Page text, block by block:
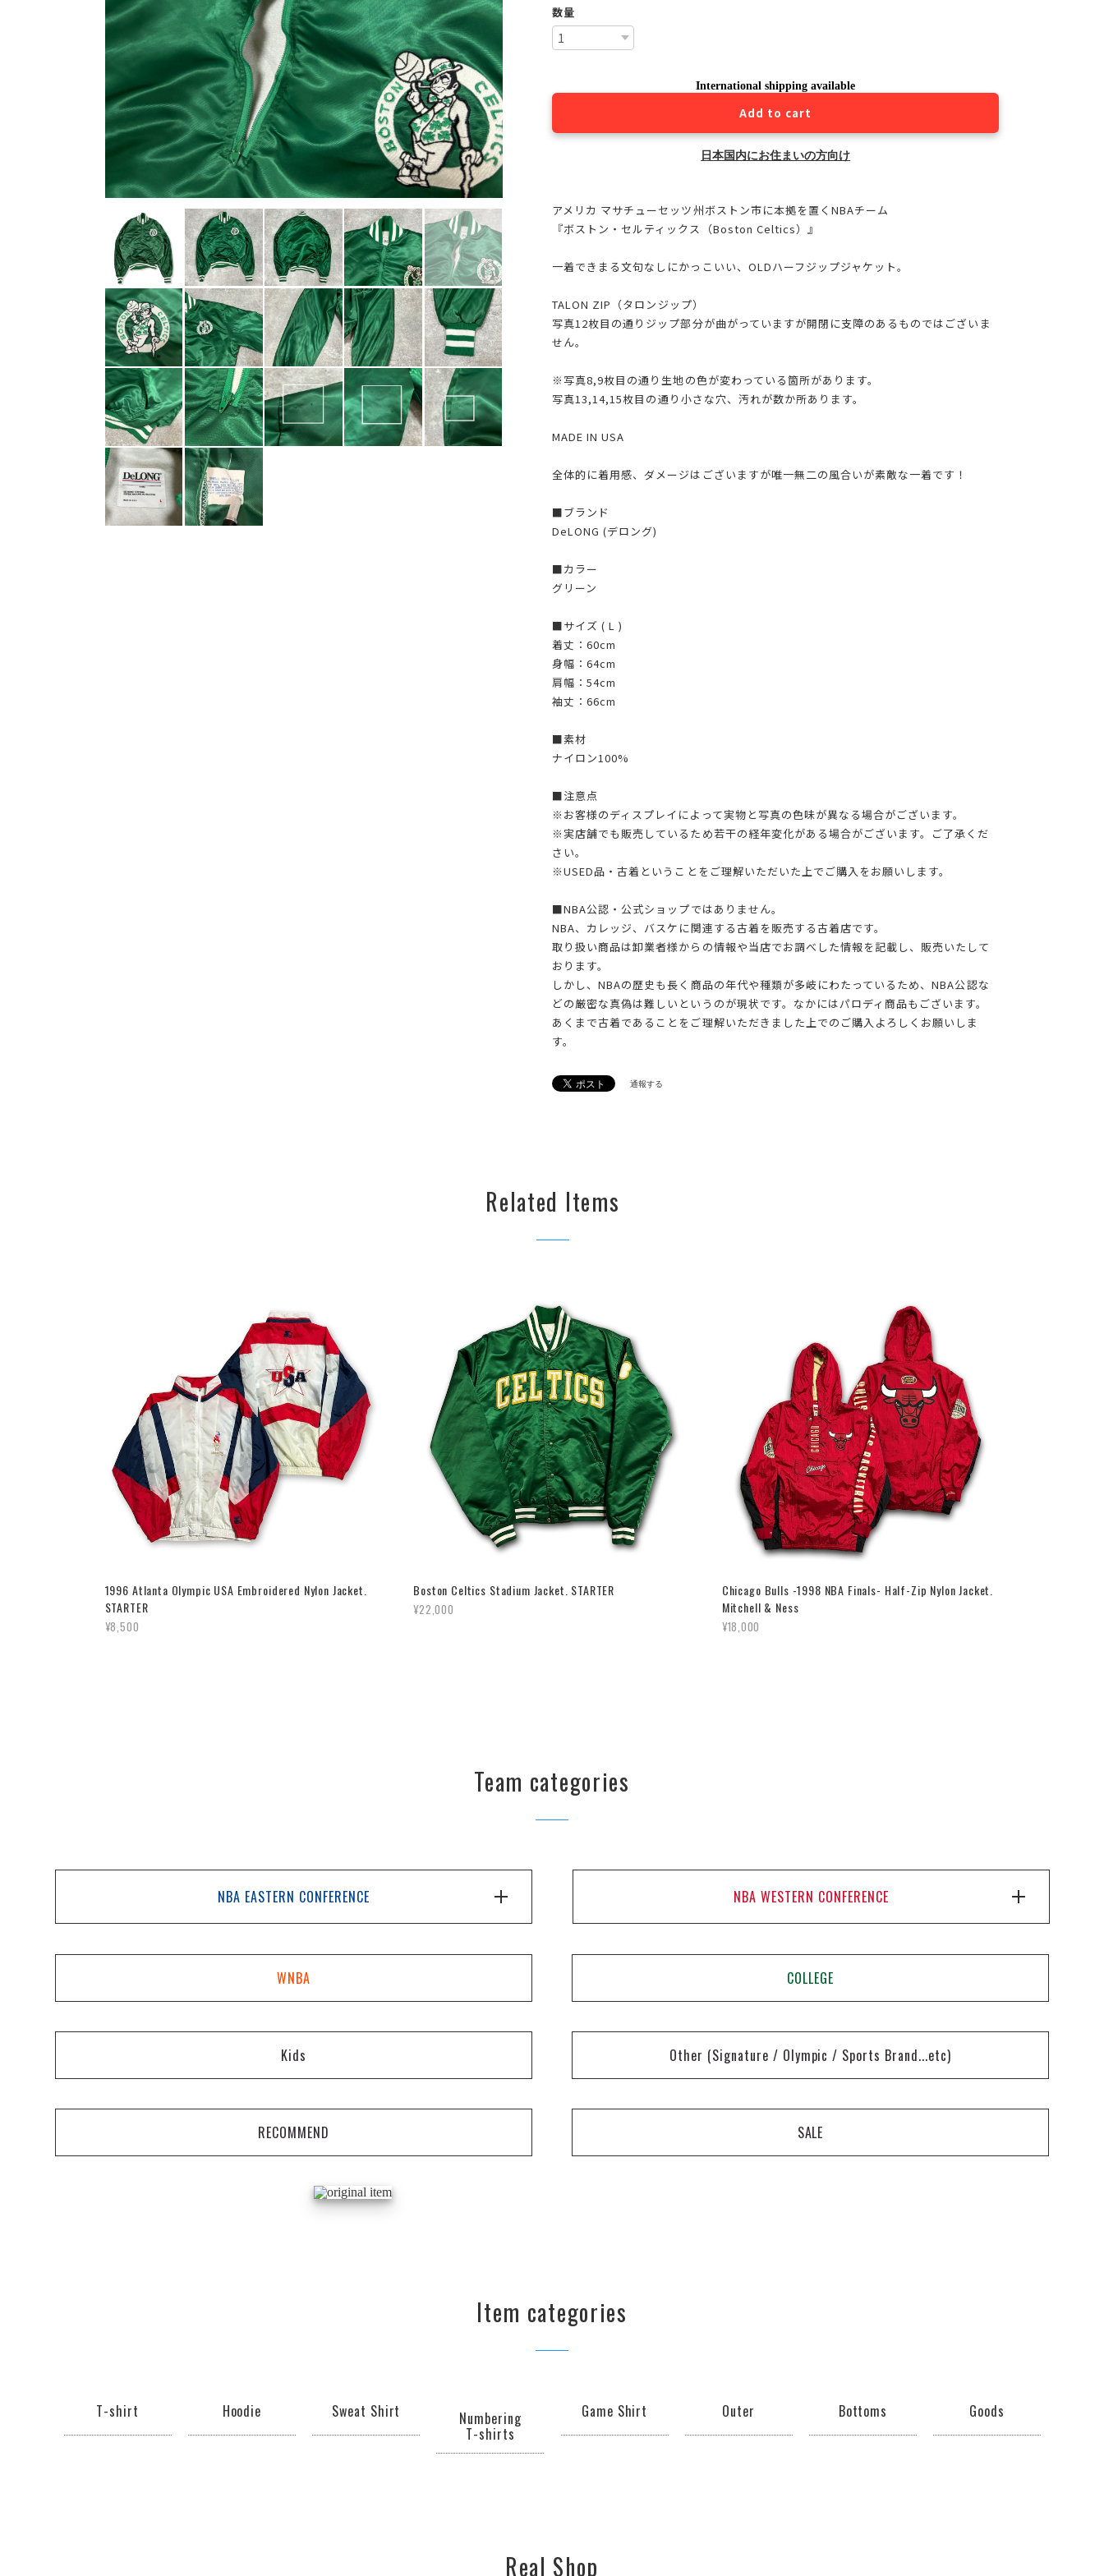
数量
International shipping available
Add to cart
日本国内にお住まいの方向け
アメリカ マサチューセッツ州ボストン市に本拠を置くNBAチーム
『ボストン・セルティックス（Boston Celtics）』
一着できまる文句なしにかっこいい、OLDハーフジップジャケット。
TALON ZIP（タロンジップ）
写真12枚目の通りジップ部分が曲がっていますが開閉に支障のあるものではございま
せん。
※写真8,9枚目の通り生地の色が変わっている箇所があります。
写真13,14,15枚目の通り小さな穴、汚れが数か所あります。
MADE IN USA
全体的に着用感、ダメージはございますが唯一無二の風合いが素敵な一着です！
■ブランド
DeLONG (デロング)
■カラー
グリーン
■サイズ ( L )
着丈：60cm
身幅：64cm
肩幅：54cm
袖丈：66cm
■素材
ナイロン100%
■注意点
※お客様のディスプレイによって実物と写真の色味が異なる場合がございます。
※実店舗でも販売しているため若干の経年変化がある場合がございます。ご了承くだ
さい。
※USED品・古着ということをご理解いただいた上でご購入をお願いします。
■NBA公認・公式ショップではありません。
NBA、カレッジ、バスケに関連する古着を販売する古着店です。
取り扱い商品は卸業者様からの情報や当店でお調べした情報を記載し、販売いたして
おります。
しかし、NBAの歴史も長く商品の年代や種類が多岐にわたっているため、NBA公認な
どの厳密な真偽は難しいというのが現状です。なかにはパロディ商品もございます。
あくまで古着であることをご理解いただきました上でのご購入よろしくお願いしま
す。
通報する
Related Items
1996 Atlanta Olympic USA Embroidered Nylon Jacket.
STARTER
¥8,500
Boston Celtics Stadium Jacket. STARTER
¥22,000
Chicago Bulls -1998 NBA Finals- Half-Zip Nylon Jacket.
Mitchell & Ness
¥18,000
Team categories
NBA EASTERN CONFERENCE NBA WESTERN CONFERENCE
WNBA COLLEGE
Kids Other (Signature / Olympic / Sports Brand...etc)
RECOMMEND SALE
Item categories
T-shirt Hoodie Sweat Shirt Numbering
T-shirts
Game Shirt Outer Bottoms Goods
Real Shop